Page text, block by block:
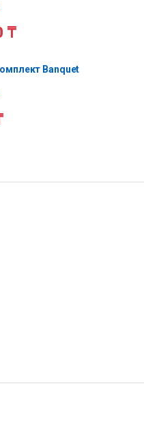
₸
Banquet